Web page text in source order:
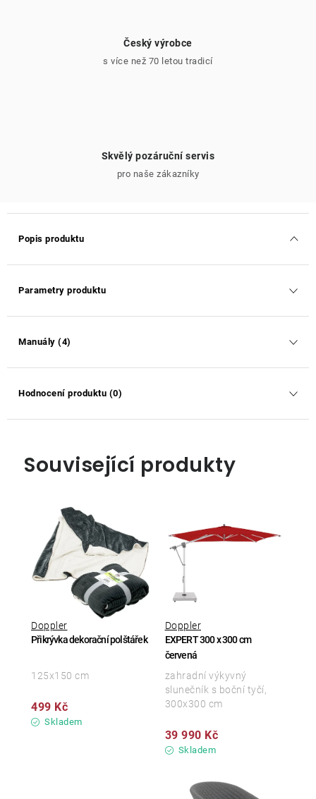
Český výrobce
s více než 70 letou tradicí
Skvělý pozáruční servis
pro naše zákazníky
Popis produktu
Parametry produktu
Manuály (4)
Hodnocení produktu (0)
Související produkty
Přikrývka dekorační polštářek
Doppler
Skladem
499 Kč
125x150 cm
EXPERT 300 x 300 cm
červená
Doppler
Skladem
39 990 Kč
zahradní výkyvný
slunečník s boční tyčí,
300x300 cm